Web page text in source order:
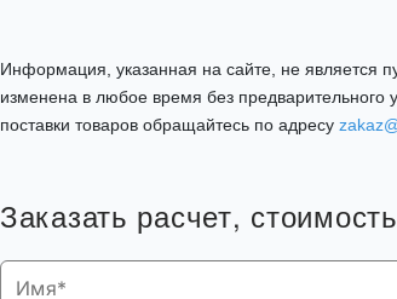
Информация, указанная на сайте, не является
изменена в любое время без
поставки товаров обращайтесь по адресу
Заказать расчет,